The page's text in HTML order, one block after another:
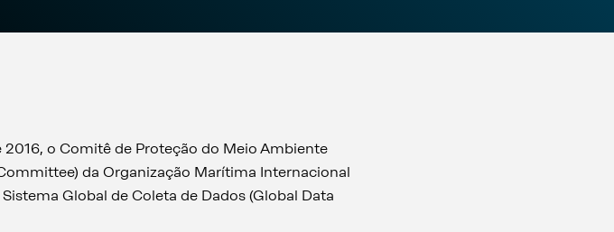
o Comitê de Proteção do Meio Ambiente
da Organização Marítima Internacional
Global de Coleta de Dados (Global Data